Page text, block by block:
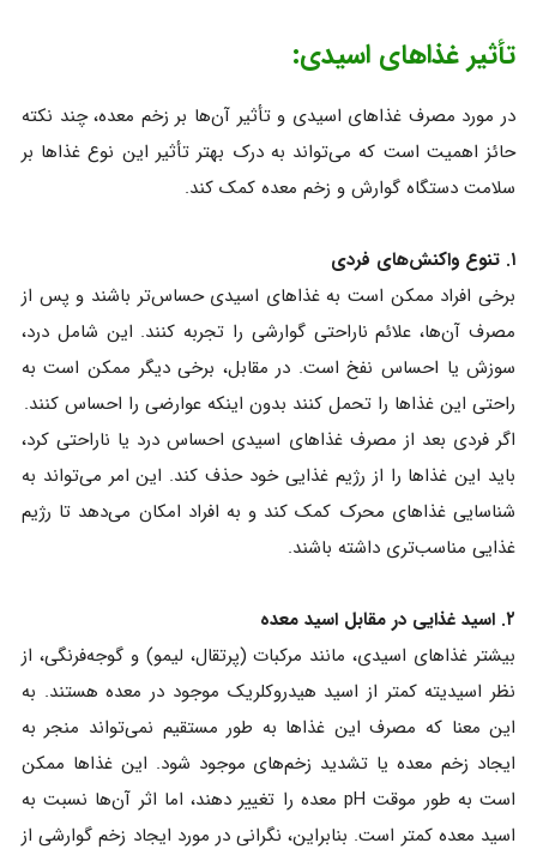
تأثیر غذاهای اسیدی:
در مورد مصرف غذاهای اسیدی و تأثیر آن‌ها بر زخم معده، چند نکته
حائز اهمیت است که می‌تواند به درک بهتر تأثیر این نوع غذاها بر
سلامت دستگاه گوارش و زخم معده کمک کند.
۱. تنوع واکنش‌های فردی
برخی افراد ممکن است به غذاهای اسیدی حساس‌تر باشند و پس از
مصرف آن‌ها، علائم ناراحتی گوارشی را تجربه کنند. این شامل درد،
سوزش یا احساس نفخ است. در مقابل، برخی دیگر ممکن است به
راحتی این غذاها را تحمل کنند بدون اینکه عوارضی را احساس کنند.
اگر فردی بعد از مصرف غذاهای اسیدی احساس درد یا ناراحتی کرد،
باید این غذاها را از رژیم غذایی خود حذف کند. این امر می‌تواند به
شناسایی غذاهای محرک کمک کند و به افراد امکان می‌دهد تا رژیم
غذایی مناسب‌تری داشته باشند.
۲. اسید غذایی در مقابل اسید معده
بیشتر غذاهای اسیدی، مانند مرکبات (پرتقال، لیمو) و گوجه‌فرنگی، از
نظر اسیدیته کمتر از اسید هیدروکلریک موجود در معده هستند. به
این معنا که مصرف این غذاها به طور مستقیم نمی‌تواند منجر به
ایجاد زخم معده یا تشدید زخم‌های موجود شود. این غذاها ممکن
است به طور موقت pH معده را تغییر دهند، اما اثر آن‌ها نسبت به
اسید معده کمتر است. بنابراین، نگرانی در مورد ایجاد زخم گوارشی از